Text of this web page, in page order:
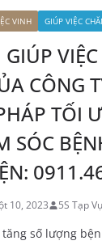
VINH GIÚP VIỆC
CÔNG
TỐI
SÓC
10, 2023 5S Tạp Vụ
tăng số lượng